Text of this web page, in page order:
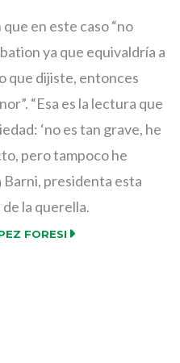
en este caso “no
ya que equivaldría a
que dijiste, entonces
“Esa es la lectura que
‘no es tan grave, he
pero tampoco he
Barni, presidenta esta
la querella.
FORESI